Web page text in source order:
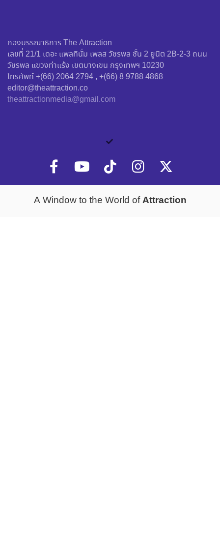
กองบรรณาธิการ The Attraction
เลขที่ 21/1 เดอะ แพลทินั่ม เพลส วัชรพล ชั้น 2 ยูนิต 2B-2-3 ถนน
วัชรพล แขวงท่าแร้ง เขตบางเขน กรุงเทพฯ 10230
โทรศัพท์ +(66) 2064 2794 , +(66) 8 9788 4868
editor@theattraction.co
theattractionmedia@gmail.com
A Window to the World ofAttraction